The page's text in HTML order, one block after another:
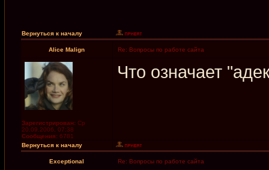
Вернуться к началу
Alice Malign Re: Вопросы по работе сайта
Зарегистрирован: Ср
20.09.2006, 07:38
Сообщения: 6781
Что означает
Вернуться к началу
Exceptional Re: Вопросы по работе сайта